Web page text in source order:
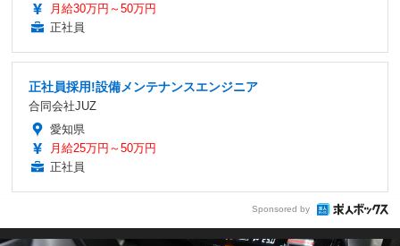
月給30万円～50万円
正社員
正社員採用!設備メンテナンスエンジニア
合同会社JUZ
愛知県
月給25万円～50万円
正社員
Sponsored by